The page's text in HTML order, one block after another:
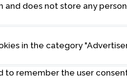
and does not store any
in the category
to remember the user